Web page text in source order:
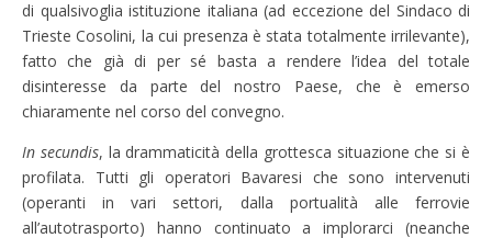
di qualsivoglia istituzione italiana (ad eccezione del Sindaco di
Trieste Cosolini, la cui presenza è stata totalmente irrilevante),
fatto che già di per sé basta a rendere l’idea del totale
disinteresse da parte del nostro Paese, che è emerso
chiaramente nel corso del convegno.
In secundis, la drammaticità della grottesca situazione che si è
profilata. Tutti gli operatori Bavaresi che sono intervenuti
(operanti in vari settori, dalla portualità alle ferrovie
all’autotrasporto) hanno continuato a implorarci (neanche